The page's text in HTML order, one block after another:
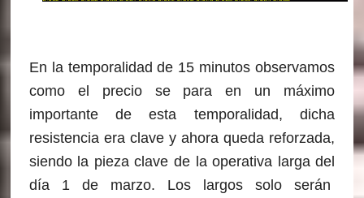
En la temporalidad de 15 minutos observamos
como el precio se para en un máximo
importante de esta temporalidad, dicha
resistencia era clave y ahora queda reforzada,
siendo la pieza clave de la operativa larga del
día 1 de marzo. Los largos solo serán